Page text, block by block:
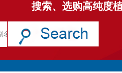
搜索、选购高纯度